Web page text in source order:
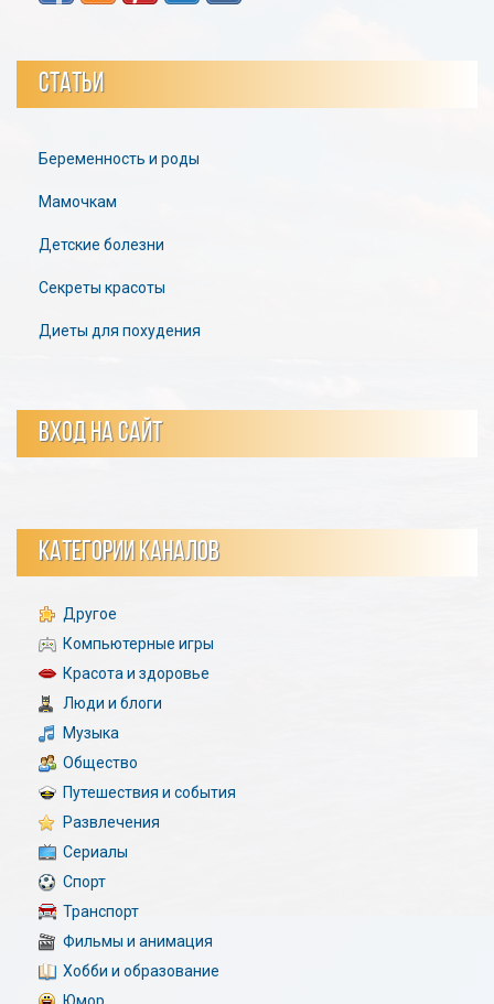
СТАТЬИ
Беременность и роды
Мамочкам
Детские болезни
Секреты красоты
Диеты для похудения
ВХОД НА САЙТ
КАТЕГОРИИ КАНАЛОВ
Другое
Компьютерные игры
Красота и здоровье
Люди и блоги
Музыка
Общество
Путешествия и события
Развлечения
Сериалы
Спорт
Транспорт
Фильмы и анимация
Хобби и образование
Юмор